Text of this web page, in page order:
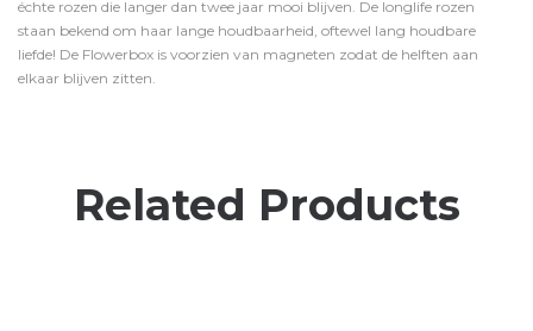
échte rozen die langer dan twee jaar mooi blijven. De longlife rozen
staan bekend om haar lange houdbaarheid, oftewel lang houdbare
liefde! De Flowerbox is voorzien van magneten zodat de helften aan
elkaar blijven zitten.
Related Products